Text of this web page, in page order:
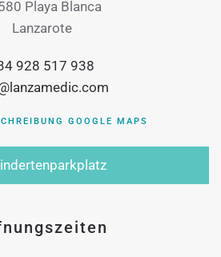
Playa Blanca
Lanzarote
928 517 938
GOOGLE MAPS